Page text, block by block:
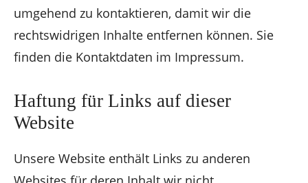
umgehend zu kontaktieren, damit wir die
rechtswidrigen Inhalte entfernen können. Sie
finden die Kontaktdaten im Impressum.
Haftung für Links auf dieser
Website
Unsere Website enthält Links zu anderen